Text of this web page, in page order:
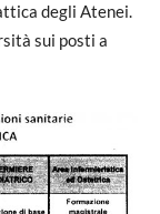
degli Atenei.
sui posti a